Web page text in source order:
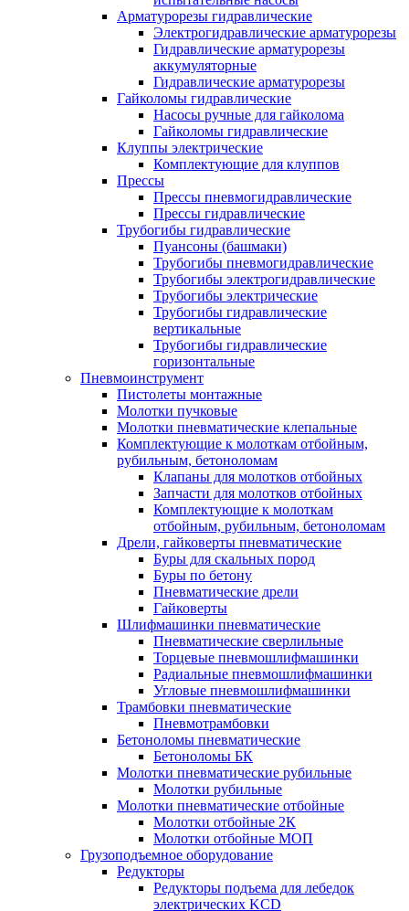
Арматурорезы гидравлические
Электрогидравлические арматурорезы
Гидравлические арматурорезы
аккумуляторные
Гидравлические арматурорезы
Гайколомы гидравлические
Насосы ручные для гайколома
Гайколомы гидравлические
Клуппы электрические
Комплектующие для клуппов
Прессы
Прессы пневмогидравлические
Прессы гидравлические
Трубогибы гидравлические
Пуансоны (башмаки)
Трубогибы пневмогидравлические
Трубогибы электрогидравлические
Трубогибы электрические
Трубогибы гидравлические
вертикальные
Трубогибы гидравлические
горизонтальные
Пневмоинструмент
Пистолеты монтажные
Молотки пучковые
Молотки пневматические клепальные
Комплектующие к молоткам отбойным,
рубильным, бетоноломам
Клапаны для молотков отбойных
Запчасти для молотков отбойных
Комплектующие к молоткам
отбойным, рубильным, бетоноломам
Дрели, гайковерты пневматические
Буры для скальных пород
Буры по бетону
Пневматические дрели
Гайковерты
Шлифмашинки пневматические
Пневматические сверлильные
Торцевые пневмошлифмашинки
Радиальные пневмошлифмашинки
Угловые пневмошлифмашинки
Трамбовки пневматические
Пневмотрамбовки
Бетоноломы пневматические
Бетоноломы БК
Молотки пневматические рубильные
Молотки рубильные
Молотки пневматические отбойные
Молотки отбойные 2К
Молотки отбойные МОП
Грузоподъемное оборудование
Редукторы
Редукторы подъема для лебедок
электрических KCD